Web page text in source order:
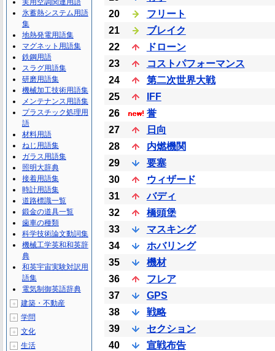
20
フリート
21
ブレイク
22
ドローン
23
コストパフォーマンス
24
第二次世界大戦
25
IFF
26
誉
27
日向
28
内燃機関
29
要塞
30
ウィザード
31
バディ
32
橋頭堡
33
マスキング
34
ホバリング
35
機材
36
フレア
37
GPS
38
戦略
39
セクション
40
宣戦布告
実用空調関連用語
氷蓄熱システム用語
集
地熱発電用語集
マグネット用語集
鉄鋼用語
スラグ用語集
研磨用語集
機械加工技術用語集
メンテナンス用語集
プラスチック処理用
語
材料用語
ねじ用語集
ガラス用語集
照明大辞典
接着用語集
時計用語集
道路標識一覧
鍛金の道具一覧
歯車の種類
科学技術論文動詞集
機械工学英和和英辞
典
和英宇宙実験対訳用
語集
電気制御英語辞典
＋ 建築・不動産
＋ 学問
＋ 文化
＋ 生活